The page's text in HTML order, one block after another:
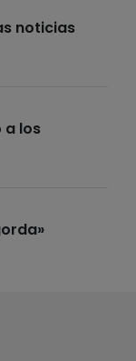
noticias
a los